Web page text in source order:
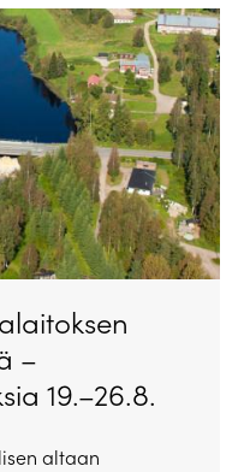
–
19.–26.8.
altaan